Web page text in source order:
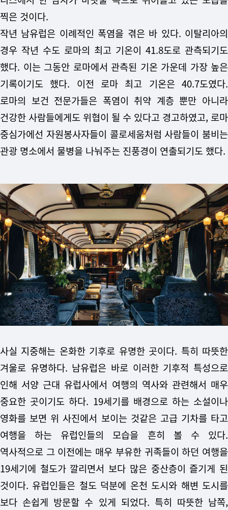
찍은 것이다.
작년 남유럽은 이례적인 폭염을 겪은 바 있다. 이탈리아의
경우 작년 수도 로마의 최고 기온이 41.8도로 관측되기도
했다. 이는 그동안 로마에서 관측된 기온 가운데 가장 높은
기록이기도 했다. 이전 로마 최고 기온은 40.7도였다.
로마의 보건 전문가들은 폭염이 취약 계층 뿐만 아니라
건강한 사람들에게도 위협이 될 수 있다고 경고하였고, 로마
중심가에선 자원봉사자들이 콜로세움처럼 사람들이 붐비는
관광 명소에서 물병을 나눠주는 진풍경이 연출되기도 했다.
사실 지중해는 온화한 기후로 유명한 곳이다. 특히 따뜻한
겨울로 유명하다. 남유럽은 바로 이러한 기후적 특성으로
인해 서양 근대 유럽사에서 여행의 역사와 관련해서 매우
중요한 곳이기도 하다. 19세기를 배경으로 하는 소설이나
영화를 보면 위 사진에서 보이는 것같은 고급 기차를 타고
여행을 하는 유럽인들의 모습을 흔히 볼 수 있다.
역사적으로 그 이전에는 매우 부유한 귀족들이 하던 여행을
19세기에 철도가 깔리면서 보다 많은 중산층이 즐기게 된
것이다. 유럽인들은 철도 덕분에 온천 도시와 해변 도시를
보다 손쉽게 방문할 수 있게 되었다. 특히 따뜻한 남쪽,